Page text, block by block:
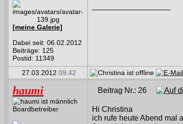
[meine Galerie]
Dabei seit: 06.02.2012
Beiträge: 125
Postid: 11349
27.03.2012 09:42
haumi
Boardbetreiber
Beitrag Nr.: 26
Hi Christina
ich rufe heute Abend mal